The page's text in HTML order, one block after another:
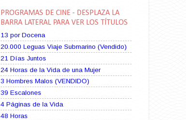
PROGRAMAS DE CINE - DESPLAZA LA
BARRA LATERAL PARA VER LOS TÍTULOS
13 por Docena
20.000 Leguas Viaje Submarino (Vendido)
21 Días Juntos
24 Horas de la Vida de una Mujer
3 Hombres Malos (VENDIDO)
39 Escalones
4 Páginas de la Vida
48 Horas